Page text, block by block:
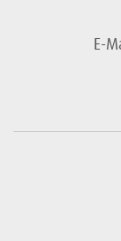
E-